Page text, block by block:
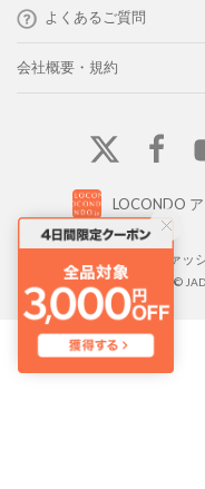
よくあるご質問
会社概要・規約
LOCONDO ア
靴とファッ
Copyright ©